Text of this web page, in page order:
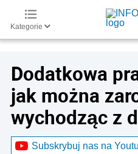
Kategorie
Dodatkowa
jak można
wychodząc z
Subskrybuj nas na